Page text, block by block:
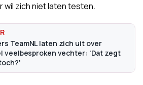
wil zich niet laten testen.
TeamNL laten zich uit over
veelbesproken vechter: 'Dat zegt